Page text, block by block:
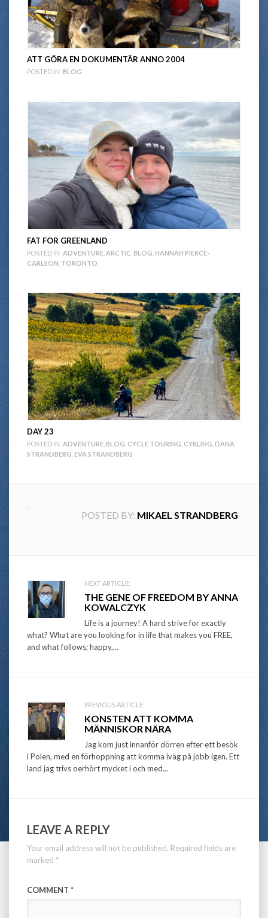
ATT GÖRA EN DOKUMENTÄR ANNO 2004
POSTED IN: BLOG
FAT FOR GREENLAND
POSTED IN: ADVENTURE ARCTIC BLOG HANNAH PIERCE-
CARLSON TORONTO
DAY 23
POSTED IN: ADVENTURE BLOG CYCLE TOURING CYKLING DANA
STRANDBERG EVA STRANDBERG
POSTED BY: MIKAEL STRANDBERG
Post
navigation
NEXT ARTICLE:
THE GENE OF FREEDOM BY ANNA
KOWALCZYK
Life is a journey! A hard strive for exactly
what? What are you looking for in life that makes you FREE,
and what follows; happy,...
PREVIOUS ARTICLE:
KONSTEN ATT KOMMA
MÄNNISKOR NÄRA
Jag kom just innanför dörren efter ett besök
i Polen, med en förhoppning att komma iväg på jobb igen. Ett
land jag trivs oerhört mycket i och med...
LEAVE A REPLY
Your email address will not be published. Required fields are
marked *
COMMENT *